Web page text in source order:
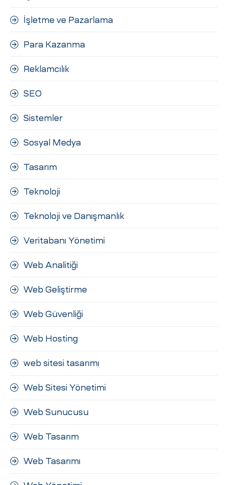
İşletme ve Pazarlama
Para Kazanma
Reklamcılık
SEO
Sistemler
Sosyal Medya
Tasarım
Teknoloji
Teknoloji ve Danışmanlık
Veritabanı Yönetimi
Web Analitiği
Web Geliştirme
Web Güvenliği
Web Hosting
web sitesi tasarımı
Web Sitesi Yönetimi
Web Sunucusu
Web Tasarım
Web Tasarımı